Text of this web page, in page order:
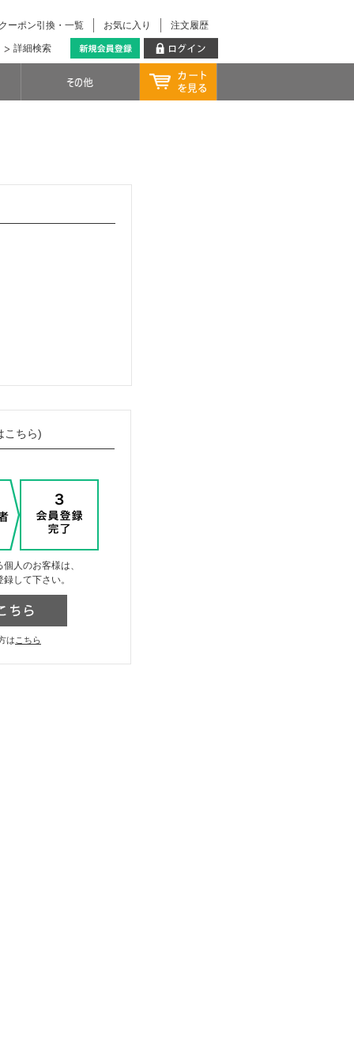
注文履歴
お気に入り
クーポン引換・一覧
詳細検索
こちら)
人のお客様は、
して下さい。
は こちら